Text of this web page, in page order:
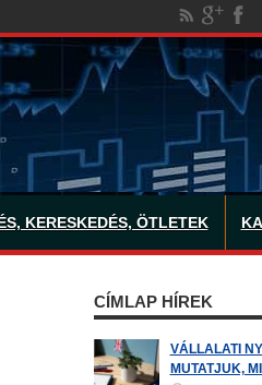
KERESKEDÉS, ÖTLETEK
CÍMLAP HÍREK
VÁLLALATI
MUTATJUK,